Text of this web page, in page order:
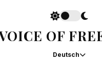
OF
Deutsch